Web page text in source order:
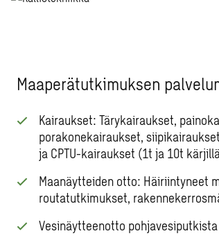
Maaperätutkimuksen
Kairaukset: Tärykairaukset,
porakonekairaukset,
ja CPTU-kairaukset (1t ja 10t
Maanäytteiden otto: Häiriintyneet
routatutkimukset,
Vesinäytteenotto